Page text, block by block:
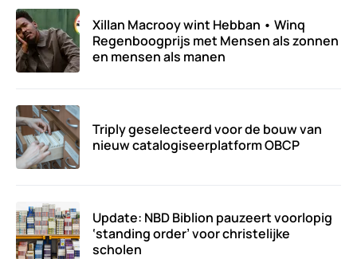
Xillan Macrooy wint Hebban • Winq
Regenboogprijs met Mensen als zonnen
en mensen als manen
Triply geselecteerd voor de bouw van
nieuw catalogiseerplatform OBCP
Update: NBD Biblion pauzeert voorlopig
‘standing order’ voor christelijke
scholen